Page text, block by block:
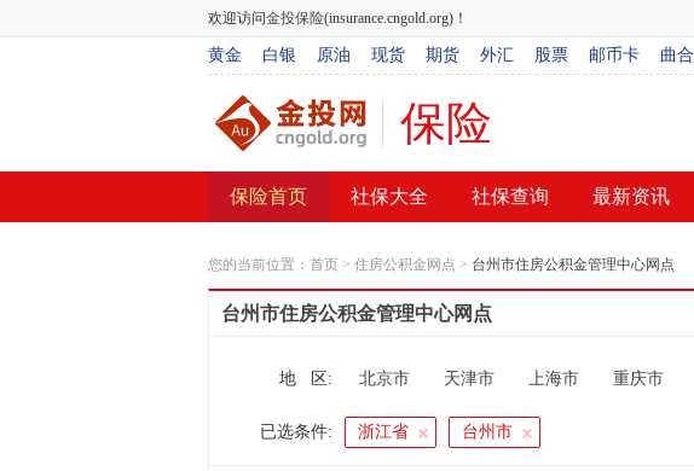
欢迎访问金投保险(insurance.cngold.org)！
黄金 白银 原油 现货 期货 外汇 股票 邮币卡 曲合
保险
保险首页 社保大全 社保查询 最新资讯
您的当前位置： 首页 > 住房公积金网点 > 台州市住房公积金管理中心网点
台州市住房公积金管理中心网点
地 区: 北京市 天津市 上海市 重庆市
呼和浩特市
已选条件: 浙江省 台州市